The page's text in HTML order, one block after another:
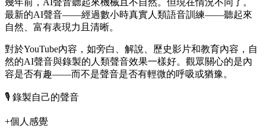
最新的AI聲音——經過數小時真實人類語音訓練——聽起來
自然、富有表現力且清晰。
對於YouTube內容，如旁白、解說、歷史影片和教育內容，自
然的AI聲音與錄製的人類聲音效果一樣好。觀眾關心的是內
容是否有趣——而不是聲音是否有輕微的呼吸或猶豫。
🎙️ 錄製自己的聲音
+個人感覺